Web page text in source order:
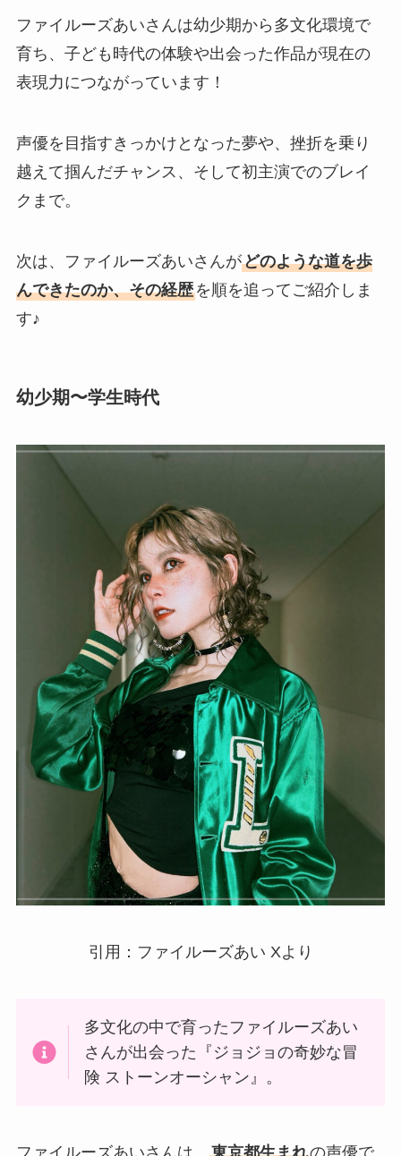
ファイルーズあいさんは幼少期から多文化環境で
育ち、子ども時代の体験や出会った作品が現在の
表現力につながっています！
声優を目指すきっかけとなった夢や、挫折を乗り
越えて掴んだチャンス、そして初主演でのブレイ
クまで。
次は、ファイルーズあいさんがどのような道を歩
んできたのか、その経歴を順を追ってご紹介しま
す♪
幼少期〜学生時代
引用：ファイルーズあい Xより
多文化の中で育ったファイルーズあい
さんが出会った『ジョジョの奇妙な冒
険 ストーンオーシャン』。
ファイルーズあいさんは、 東京都生まれの声優で